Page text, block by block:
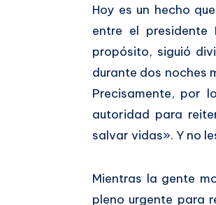
Hoy es un hecho
entre el
propósito, siguió
durante dos noches
Precisamente, por
autoridad para
salvar vidas». Y no
Mientras la gente
pleno urgente para